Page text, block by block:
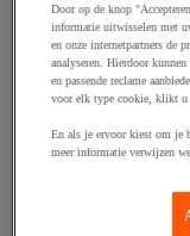
Prijs
Facet
€ 100
Facet
Door op de knop
informatie uitwisselen met
en onze internetpartners de
analyseren. Hierdoor
en passende reclame
voor elk type cookie, klikt u
En als je ervoor kiest om je
meer informatie verwijzen